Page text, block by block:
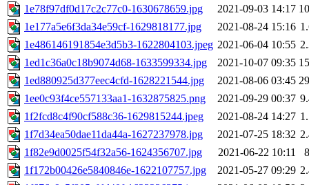
1e78f97df0d17c2c77c0-1630678659.jpg
2021-09-03 14:17
1e177a5e6f3da34e59cf-1629818177.jpg
2021-08-24 15:16
1e486146191854e3d5b3-1622804103.jpeg 2021-06-04 10:55
1ed1c36a0c18b9074d68-1633599334.jpg
2021-10-07 09:35
1ed880925d377eec4cfd-1628221544.jpg
2021-08-06 03:45
1ee0c93f4ce557133aa1-1632875825.png
2021-09-29 00:37
1f2fcd8c4f90cf588c36-1629815244.jpeg
2021-08-24 14:27
1f7d34ea50dae11da44a-1627237978.jpg
2021-07-25 18:32
1f82e9d0025f54f32a56-1624356707.jpg
2021-06-22 10:11
1f172b00426e5840846e-1622107757.jpg
2021-05-27 09:29